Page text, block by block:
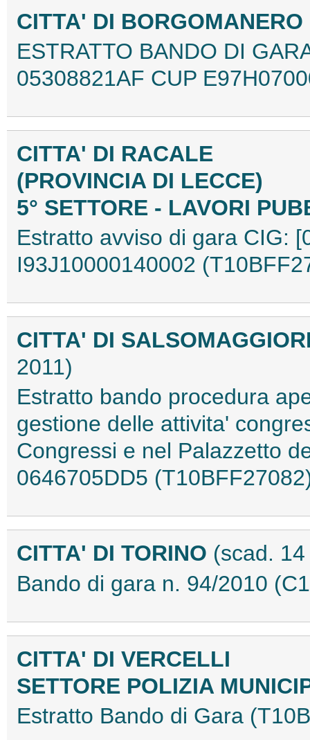
CITTA' DI
ESTRATTO BANDO DI
05308821AF CUP
CITTA' DI RACALE
(PROVINCIA DI LECCE)
5° SETTORE - LAVORI
Estratto avviso di gara CIG:
I93J10000140002
CITTA' DI
2011)
Estratto bando procedura
gestione delle attivita'
Congressi e nel Palazzetto
0646705DD5
CITTA' DI TORINO (scad.
Bando di gara n. 94/2010
CITTA' DI VERCELLI
SETTORE POLIZIA
Estratto Bando di Gara